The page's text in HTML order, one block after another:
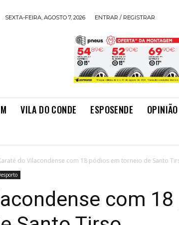
SEXTA-FEIRA, AGOSTO 7, 2026 ENTRAR / REGISTRAR
VILA DO CONDE ESPOSENDE OPINIÃO
do Vilacondense com 18 pódios em torneio de Santo
com